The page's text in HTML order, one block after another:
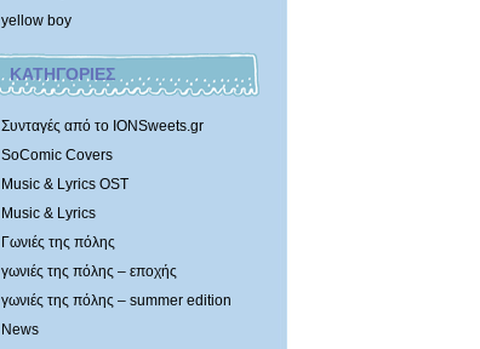
yellow boy
ΚΑΤΗΓΟΡΙΕΣ
Συνταγές από το IONSweets.gr
SoComic Covers
Music & Lyrics OST
Music & Lyrics
Γωνιές της πόλης
γωνιές της πόλης – εποχής
γωνιές της πόλης – summer edition
News